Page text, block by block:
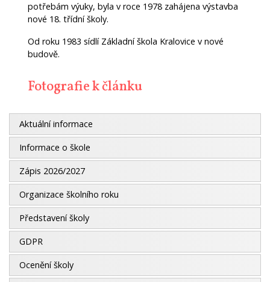
potřebám výuky, byla v roce 1978 zahájena výstavba
nové 18. třídní školy.
Od roku 1983 sídlí Základní škola Kralovice v nové
budově.
Fotografie k článku
Aktuální informace
Informace o škole
Zápis 2026/2027
Organizace školního roku
Představení školy
GDPR
Ocenění školy